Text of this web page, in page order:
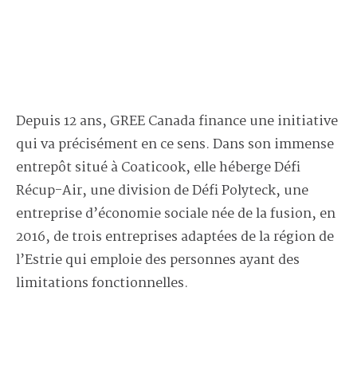
Depuis 12 ans, GREE Canada finance une initiative
qui va précisément en ce sens. Dans son immense
entrepôt situé à Coaticook, elle héberge Défi
Récup-Air, une division de Défi Polyteck, une
entreprise d’économie sociale née de la fusion, en
2016, de trois entreprises adaptées de la région de
l’Estrie qui emploie des personnes ayant des
limitations fonctionnelles.